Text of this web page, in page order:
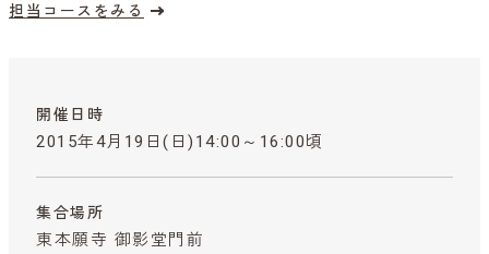
担当コースをみる
開催日時
2015年4月19日(日)14:00～16:00頃
集合場所
東本願寺 御影堂門前